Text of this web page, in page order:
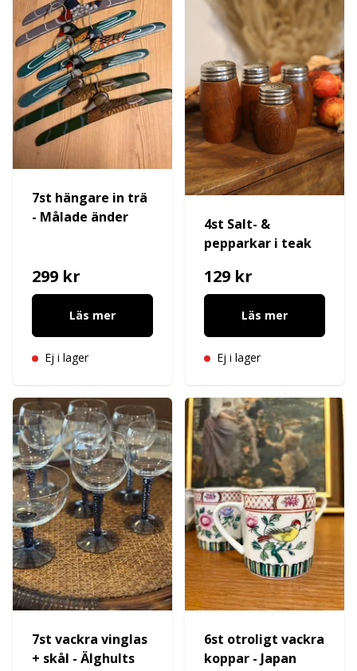
7st hängare in trä
- Målade änder
299 kr
Läs mer
Ej i lager
4st Salt- &
pepparkar i teak
129 kr
Läs mer
Ej i lager
7st vackra vinglas
+ skål - Älghults
6st otroligt vackra
koppar - Japan